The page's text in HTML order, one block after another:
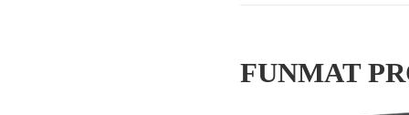
FUNMAT